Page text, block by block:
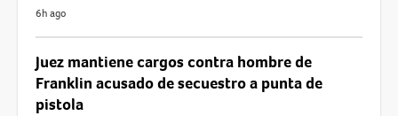
6h ago
Juez mantiene cargos contra hombre de
Franklin acusado de secuestro a punta de
pistola